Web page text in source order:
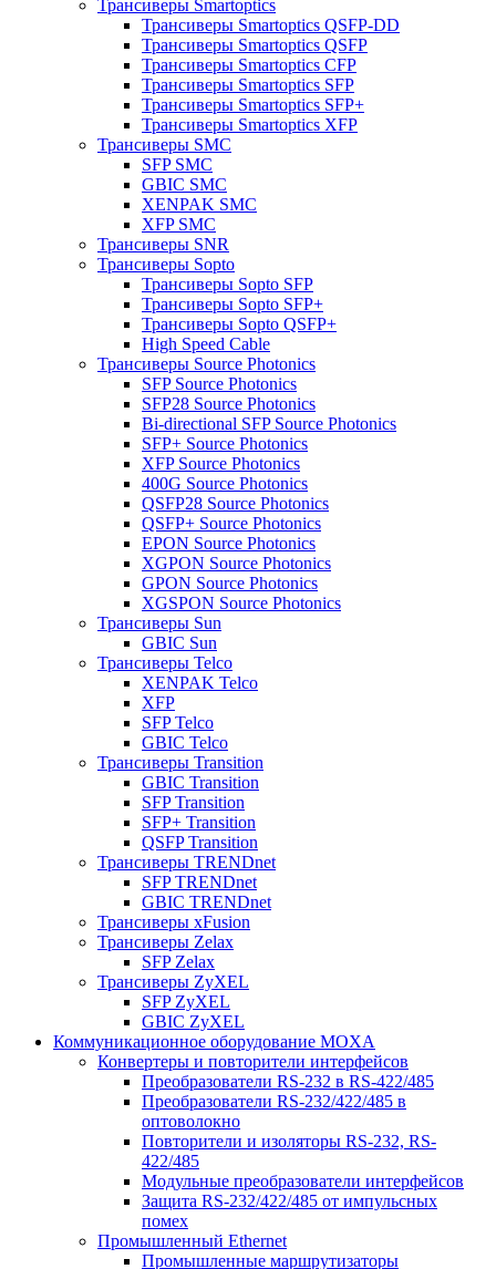
Трансиверы Smartoptics
Трансиверы Smartoptics QSFP-DD
Трансиверы Smartoptics QSFP
Трансиверы Smartoptics CFP
Трансиверы Smartoptics SFP
Трансиверы Smartoptics SFP+
Трансиверы Smartoptics XFP
Трансиверы SMC
SFP SMC
GBIC SMC
XENPAK SMC
XFP SMC
Трансиверы SNR
Трансиверы Sopto
Трансиверы Sopto SFP
Трансиверы Sopto SFP+
Трансиверы Sopto QSFP+
High Speed Cable
Трансиверы Source Photonics
SFP Source Photonics
SFP28 Source Photonics
Bi-directional SFP Source Photonics
SFP+ Source Photonics
XFP Source Photonics
400G Source Photonics
QSFP28 Source Photonics
QSFP+ Source Photonics
EPON Source Photonics
XGPON Source Photonics
GPON Source Photonics
XGSPON Source Photonics
Трансиверы Sun
GBIC Sun
Трансиверы Telco
XENPAK Telco
XFP
SFP Telco
GBIC Telco
Трансиверы Transition
GBIC Transition
SFP Transition
SFP+ Transition
QSFP Transition
Трансиверы TRENDnet
SFP TRENDnet
GBIC TRENDnet
Трансиверы xFusion
Трансиверы Zelax
SFP Zelax
Трансиверы ZyXEL
SFP ZyXEL
GBIC ZyXEL
Коммуникационное оборудование MOXA
Конвертеры и повторители интерфейсов
Преобразователи RS-232 в RS-422/485
Преобразователи RS-232/422/485 в
оптоволокно
Повторители и изоляторы RS-232, RS-
422/485
Модульные преобразователи интерфейсов
Защита RS-232/422/485 от импульсных
помех
Промышленный Ethernet
Промышленные маршрутизаторы